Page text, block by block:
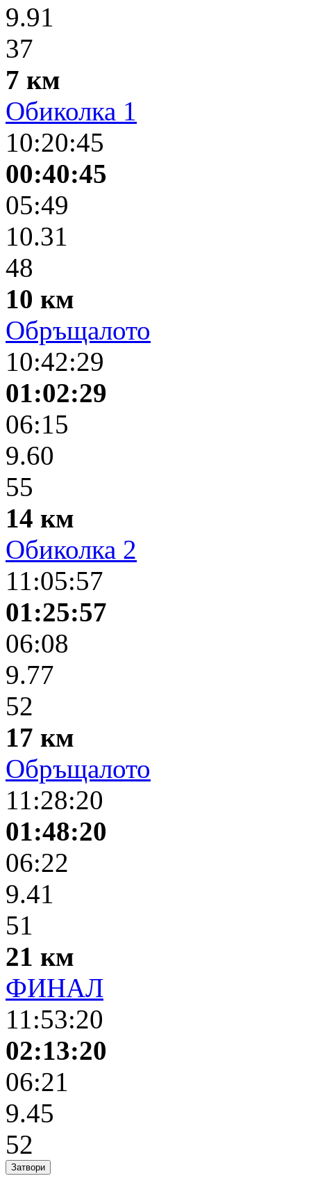
9.91
37
7 км
Обиколка 1
10:20:45
00:40:45
05:49
10.31
48
10 км
Обръщалото
10:42:29
01:02:29
06:15
9.60
55
14 км
Обиколка 2
11:05:57
01:25:57
06:08
9.77
52
17 км
Обръщалото
11:28:20
01:48:20
06:22
9.41
51
21 км
ФИНАЛ
11:53:20
02:13:20
06:21
9.45
52
Затвори